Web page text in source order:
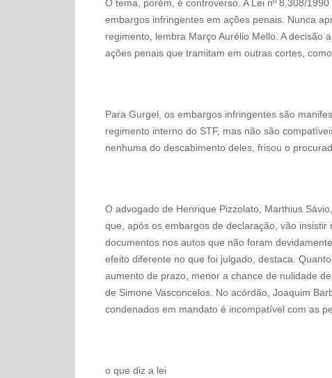
O tema, porém, é controverso. A Lei nº 8.308/
embargos infringentes em ações penais. Nunca
regimento, lembra Março Aurélio Mello. A decisão
ações penais que tramitam em outras cortes,
Para Gurgel, os embargos infringentes são
regimento interno do STF, mas não são
nenhuma do descabimento deles, frisou o
O advogado de Henrique Pizzolato, Marthius
que, após os embargos de declaração, vão
documentos nos autos que não foram
efeito diferente no que foi julgado, destaca.
aumento de prazo, menor a chance de nulidade
de Simone Vasconcelos. No acórdão, Joaquim
condenados em mandato é incompatível com as
o que diz a lei